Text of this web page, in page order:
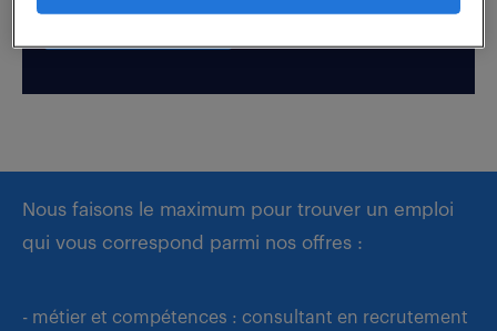
Nous faisons le maximum pour trouver un emploi
qui vous correspond parmi nos offres :
- métier et compétences : consultant en recrutement